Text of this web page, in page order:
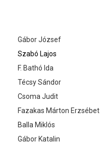
Gábor József
Szabó Lajos
F. Bathó Ida
Técsy Sándor
Csoma Judit
Fazakas Márton Erzsébet
Balla Miklós
Gábor Katalin